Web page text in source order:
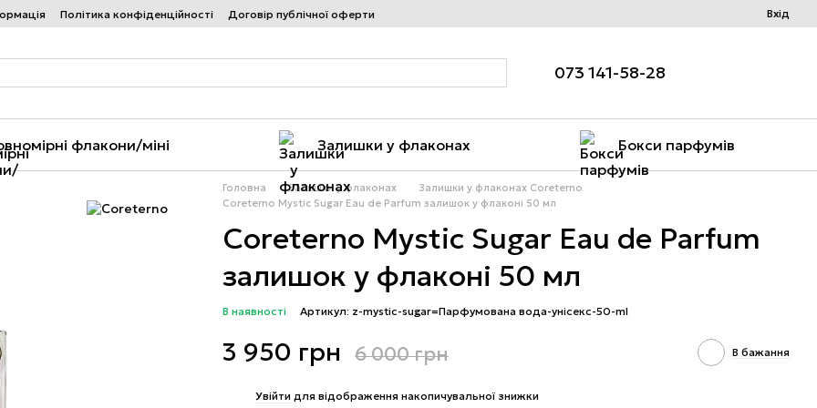
Політика конфіденційності Договір публічної оферти Вхід
073 141-58-28
флакони/міні Залишки у флаконах Бокси парфумів
Головна Залишки у флаконах
Залишки у флаконах Coreterno
Coreterno Mystic Sugar Eau de Parfum залишок у флаконі 50 мл
Coreterno Mystic Sugar Eau de Parfum
залишок у флаконі 50 мл
В наявності Артикул: z-mystic-sugar=Парфумована вода-унісекс-50-ml
3 950 грн 6 000 грн В бажання
Увійти для відображення накопичувальної знижки